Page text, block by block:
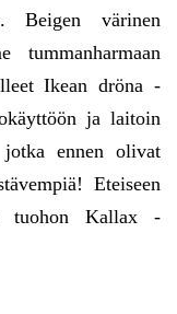
Beigen värinen
Ikean dröna -
ja laitoin
ennen olivat
Eteiseen
tuohon Kallax -